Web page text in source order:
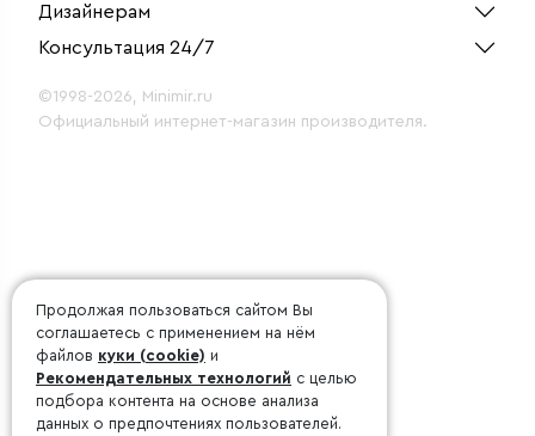
Дизайнерам
Консультация 24/7
©1998-2026, Minimir.ru
Официальный интернет-магазин производителя.
Продолжая пользоваться сайтом Вы
соглашаетесь с применением на нём
файлов куки (cookie) и
Рекомендательных технологий с целью
подбора контента на основе анализа
данных о предпочтениях пользователей.